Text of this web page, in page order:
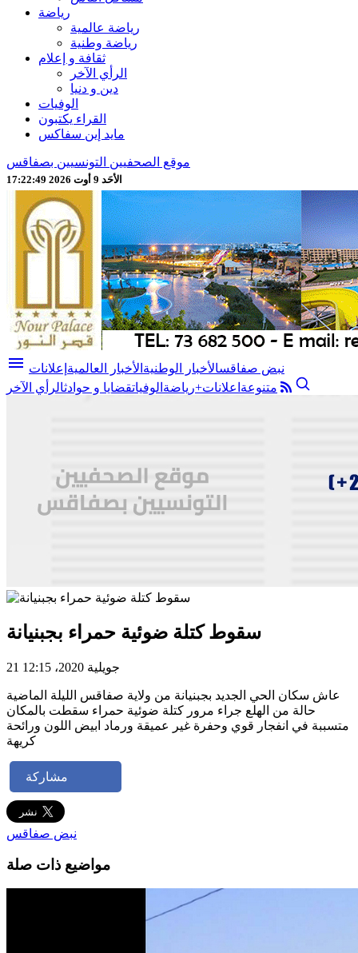
رياضة
رياضة عالمية
رياضة وطنية
ثقافة و إعلام
الرأي الآخر
دين و دنيا
الوفيات
القراء يكتبون
مايد إين سفاكس
موقع الصحفيين التونسيين بصفاقس
الأحَد 9 أوت 2026 17:22:51
menu نبض صفاقسالأخبار الوطنية الأخبار العالمية إعلانات
متنوعة اعلانات+رياضة الوفياتقضايا و حوادثالرأي الآخر
سقوط كتلة ضوئية حمراء بجبنيانة
21 جويلية 2020، 12:15
عاش سكان الحي الجديد بجبنيانة من ولاية صفاقس الليلة الماضية
حالة من الهلع جراء مرور كتلة ضوئية حمراء سقطت بالمكان
متسببة في انفجار قوي وحفرة غير عميقة ورماد ابيض اللون ورائحة
مشاركة
نبض صفاقس
مواضيع ذات صلة